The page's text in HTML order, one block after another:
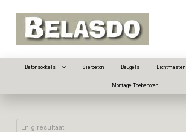
Betonsokkels Sierbeton Beugels Lichtmasten
Montage Toebehoren
Enig resultaat